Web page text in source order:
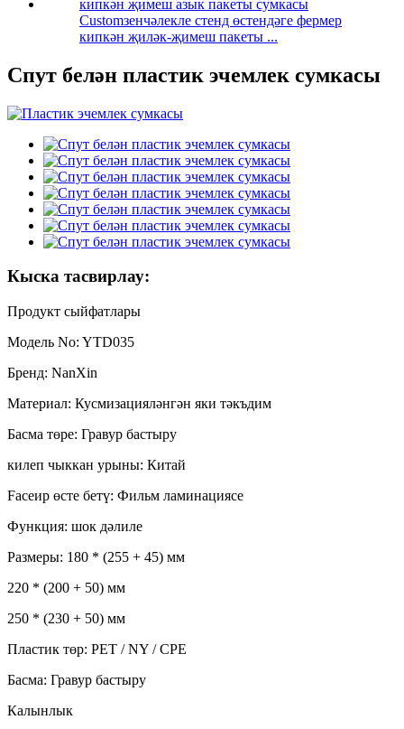
Customзенчәлекле стенд өстендәге фермер
кипкән җиләк-җимеш пакеты ...
Спут белән пластик эчемлек сумкасы
Кыска тасвирлау:
Продукт сыйфатлары
Модель No: YTD035
Бренд: NanXin
Материал: Кусмизацияләнгән яки тәкъдим
Басма төре: Гравур бастыру
килеп чыккан урыны: Китай
Faceир өсте бетү: Фильм ламинациясе
Функция: шок дәлиле
Размеры: 180 * (255 + 45) мм
220 * (200 + 50) мм
250 * (230 + 50) мм
Пластик төр: PET / NY / CPE
Басма: Гравур бастыру
Калынлык